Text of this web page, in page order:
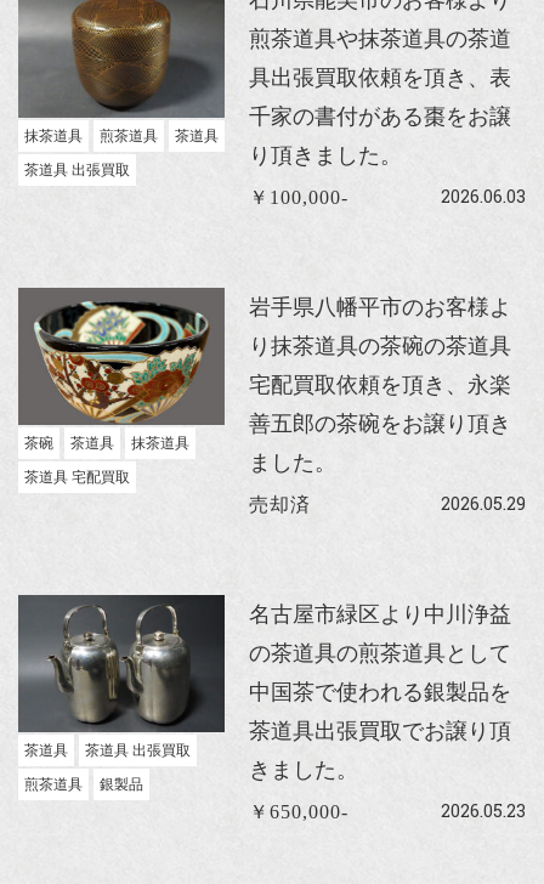
抹茶道具 煎茶道具
茶道具
茶道具 出張買取
煎茶道具や抹茶道具の茶道
具出張買取依頼を頂き、表
千家の書付がある棗をお譲
り頂きました。
￥100,000- 2026.06.03
茶碗 茶道具
抹茶道具
茶道具 宅配買取
岩手県八幡平市のお客様よ
り抹茶道具の茶碗の茶道具
宅配買取依頼を頂き、永楽
善五郎の茶碗をお譲り頂き
ました。
売却済 2026.05.29
茶道具
茶道具 出張買取
煎茶道具
銀製品
名古屋市緑区より中川浄益
の茶道具の煎茶道具として
中国茶で使われる銀製品を
茶道具出張買取でお譲り頂
きました。
￥650,000- 2026.05.23